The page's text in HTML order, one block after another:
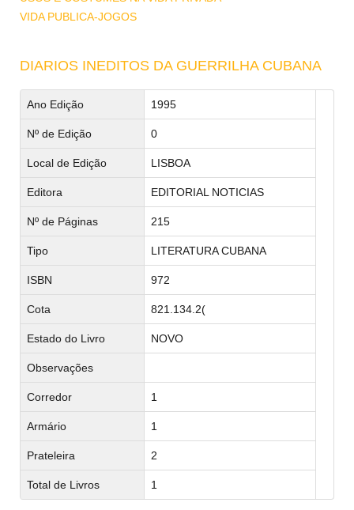
VIDA PUBLICA-JOGOS
DIARIOS INEDITOS DA GUERRILHA CUBANA
Ano Edição 1995
Nº de Edição 0
Local de Edição LISBOA
Editora EDITORIAL NOTICIAS
Nº de Páginas 215
Tipo LITERATURA CUBANA
ISBN 972
Cota 821.134.2(
Estado do Livro NOVO
Observações
Corredor 1
Armário 1
Prateleira 2
Total de Livros 1